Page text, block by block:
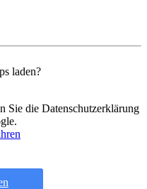
Sie die Datenschutzerklärung